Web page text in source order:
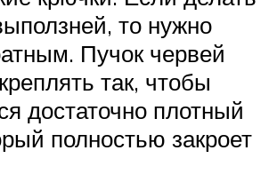
то нужно
Пучок червей
так, чтобы
достаточно плотный
полностью закроет